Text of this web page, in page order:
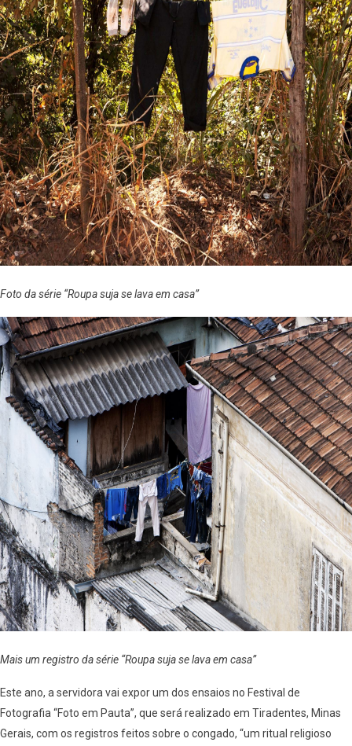
Foto da série “Roupa suja se lava em casa”
Mais um registro da série “Roupa suja se lava em casa”
Este ano, a servidora vai expor um dos ensaios no Festival de
Fotografia “Foto em Pauta”, que será realizado em Tiradentes, Minas
Gerais, com os registros feitos sobre o congado, “um ritual religioso